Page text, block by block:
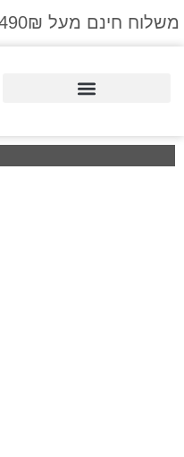
משלוח חינם מעל 490₪